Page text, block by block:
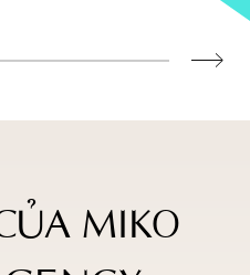
MIKO